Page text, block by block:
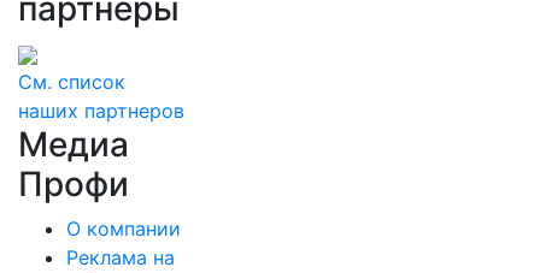
партнеры
См. список
наших партнеров
Медиа
Профи
О компании
Реклама на